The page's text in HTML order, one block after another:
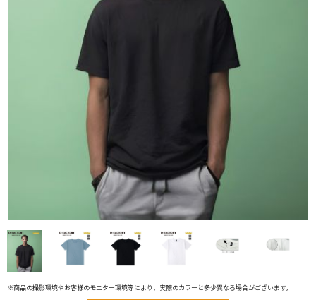
※商品の撮影環境やお客様のモニター環境等により、実際のカラーと多少異なる場合がございます。